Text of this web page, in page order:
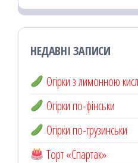
НЕДАВНІ ЗАПИСИ
Огірки з лимонною
Огірки по-фінськи
Огірки по-грузинськи
Торт «Спартак»